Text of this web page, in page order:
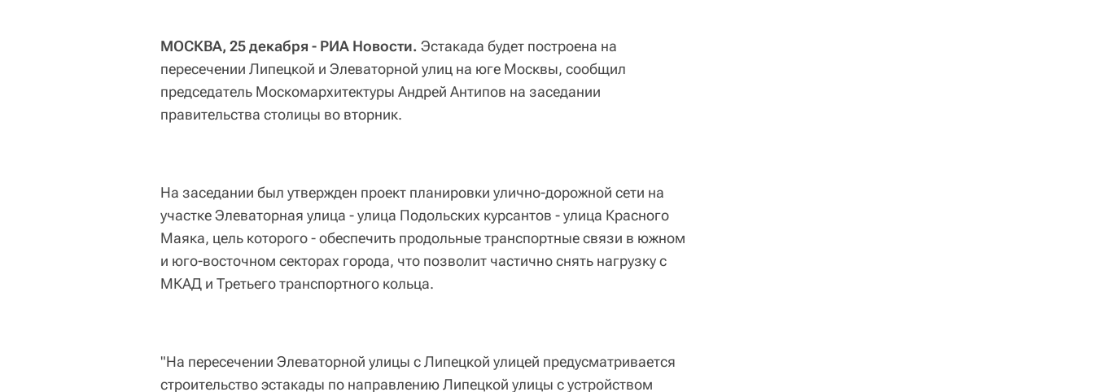
МОСКВА, 25 декабря - РИА Новости. Эстакада будет построена на
пересечении Липецкой и Элеваторной улиц на юге Москвы, сообщил
председатель Москомархитектуры Андрей Антипов на заседании
правительства столицы во вторник.
На заседании был утвержден проект планировки улично-дорожной сети на
участке Элеваторная улица - улица Подольских курсантов - улица Красного
Маяка, цель которого - обеспечить продольные транспортные связи в южном
и юго-восточном секторах города, что позволит частично снять нагрузку с
МКАД и Третьего транспортного кольца.
"На пересечении Элеваторной улицы с Липецкой улицей предусматривается
строительство эстакады по направлению Липецкой улицы с устройством